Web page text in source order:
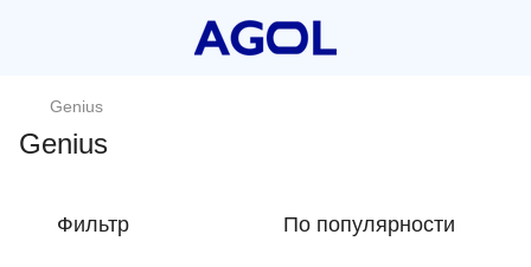
Genius
Genius
Фильтр По популярности